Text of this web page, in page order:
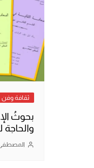
ثقافة وفن
بحوثُ
والحاجة